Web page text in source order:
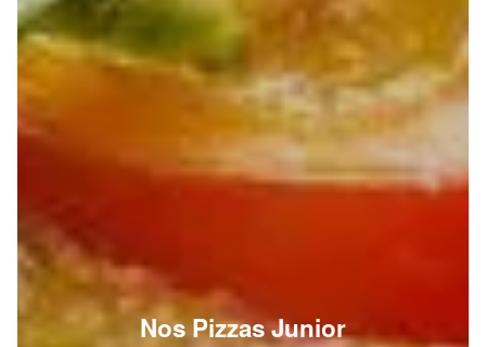
Nos Pizzas Junior